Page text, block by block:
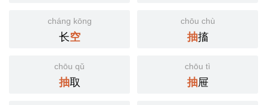
cháng kōng
长空
chōu chù
抽搐
chōu qǔ
抽取
chōu tì
抽屉